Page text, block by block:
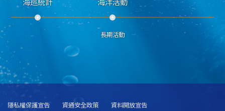
長期活動
隱私權保護宣告 資通安全政策 資料開放宣告